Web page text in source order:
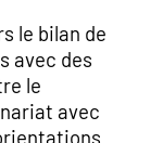
le bilan de
avec des
le
avec